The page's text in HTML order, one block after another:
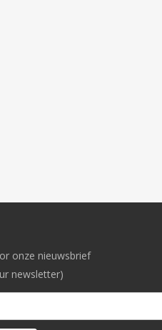
onze nieuwsbrief
newsletter)